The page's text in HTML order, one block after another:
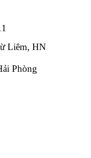
Từ Liêm, HN
Phòng